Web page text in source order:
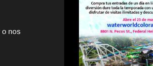
o nos